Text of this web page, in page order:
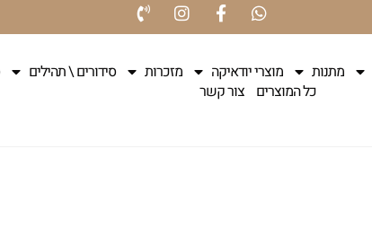
מתנות מוצרי יודאיקה מזכרות סידורים \ תהילים
כל המוצרים צור קשר